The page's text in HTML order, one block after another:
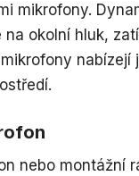
mikrofony.
na okolní hluk,
nabízejí
nebo montážní